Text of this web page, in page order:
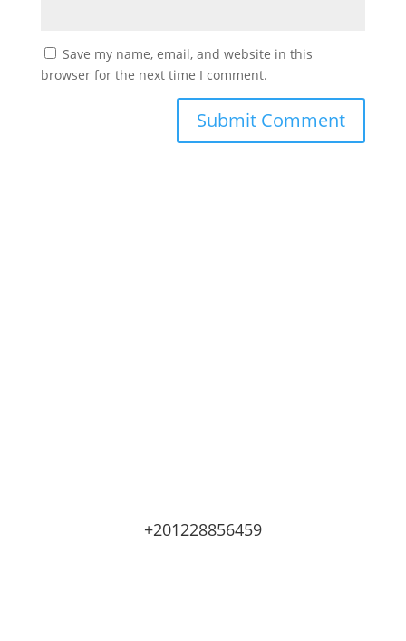
Save my name, email, and website in this
browser for the next time I comment.
+201228856459